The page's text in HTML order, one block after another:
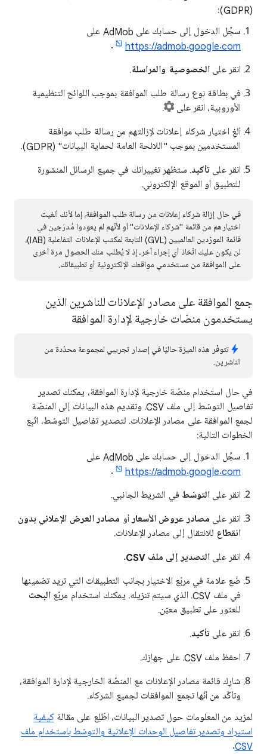
(GDPR):
سجِّل الدخول إلى حسابك على AdMob على
https://admob.google.com
.
انقر على الخصوصية والمراسلة.
في بطاقة نوع رسالة طلب الموافقة بموجب اللوائح التنظيمية
الأوروبية، انقر على
.
ألغِ اختيار شركاء إعلانات لإزالتهم من رسالة طلب موافقة
المستخدمين بموجب "اللائحة العامة لحماية البيانات" (GDPR).
انقر على تأكيد. ستظهر تغييراتك في جميع الرسائل المنشورة
للتطبيق أو الموقع الإلكتروني.
في حال إزالة شركاء إعلانات من رسالة طلب الموافقة، إما لأنك ألغيت
اختيارهم من قائمة "شركاء الإعلانات" أو لأنّهم لم يعودوا مُدرَجين في
قائمة المورّدين العالميين (GVL) التابعة لمكتب الإعلانات التفاعلية (IAB)،
لن يكون عليك اتّخاذ أي إجراء آخر، إذ لا يُطلب منك الحصول مرة أخرى
على الموافقة من مستخدمي مواقعك الإلكترونية أو تطبيقاتك.
جمع الموافقة على مصادر الإعلانات للناشرين الذين
يستخدمون منصّات خارجية لإدارة الموافقة
تتوفّر هذه الميزة حاليًا في إصدار تجريبي لمجموعة محدّدة من
الناشرين.
في حال استخدام منصّة خارجية لإدارة الموافقة، يمكنك تصدير
تفاصيل التوسّط إلى ملف ‎.CSV وتقديم هذه البيانات إلى المنصّة
لجمع الموافقة على مصادر الإعلانات. لتصدير تفاصيل التوسّط، اتّبِع
الخطوات التالية:
سجِّل الدخول إلى حسابك على AdMob على
https://admob.google.com
.
انقر على التوسّط في الشريط الجانبي.
انقر على مصادر عروض الأسعارأو مصادر العرض الإعلاني بدون
انقطاع للانتقال إلى مصادر الإعلانات.
انقر على التصدير إلى ملف CSV
.
ضَع علامة في مربّع الاختيار بجانب التطبيقات التي تريد تضمينها
في ملف ‎.CSV الذي سيتم تنزيله. يمكنك استخدام مربّع
البحث
للعثور على تطبيق معيّن.
انقر على تأكيد.
احفظ ملف ‎.CSV على جهازك.
شارِك قائمة مصادر الإعلانات مع المنصّة الخارجية لإدارة الموافقة،
وتأكَّد من أنّها تجمع الموافقات لجميع الشركاء.
لمزيد من المعلومات حول تصدير البيانات، اطّلِع على مقالةكيفية
استيراد وتصدير تفاصيل الوحدات الإعلانية والتوسّط باستخدام ملف
CSV
.